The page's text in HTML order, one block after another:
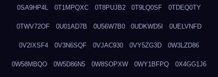
0SA9HP4L 0T1MPQXC 0T8PUJB2 0T9LQ0SF 0TDEQ0TY
0TWV72OF 0U01AD7B 0U56W7B0 0UDKWD5I 0UELVNFD
0V2IXSF4 0V3N6SQF 0VJAC930 0VY5ZG3D 0W3LZD86
0W58MBQO 0W5D86N5 0W8SOPXW 0WY1BFPQ 0X4GG1J6